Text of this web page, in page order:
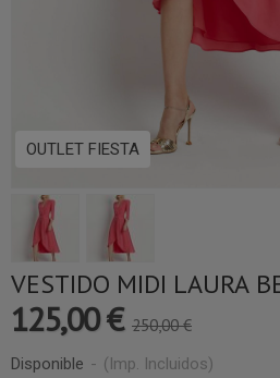
OUTLET FIESTA
VESTIDO MIDI LAURA
125,00 € 250,00 €
Disponible - (Imp. Incluidos)